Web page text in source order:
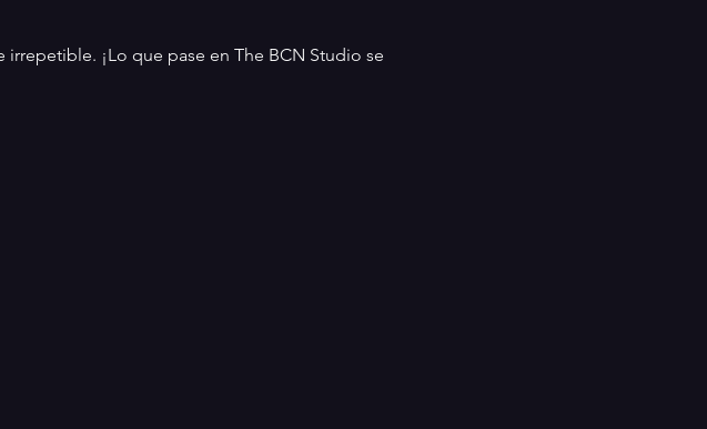
¡Lo que pase en The BCN Studio se